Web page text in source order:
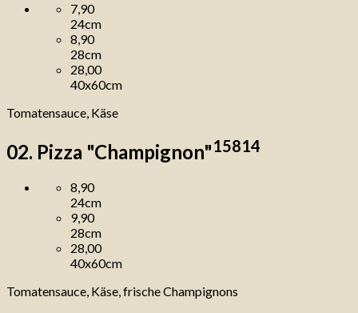
7,90
24cm
8,90
28cm
28,00
40x60cm
Tomatensauce, Käse
02. Pizza "Champignon"15814
8,90
24cm
9,90
28cm
28,00
40x60cm
Tomatensauce, Käse, frische Champignons